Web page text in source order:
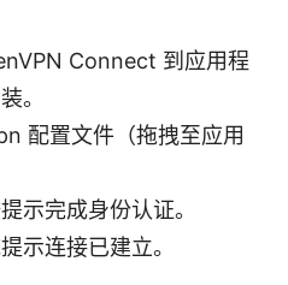
Connect 到应用程
。
配置文件（拖拽至应用
示完成身份认证。
示连接已建立。